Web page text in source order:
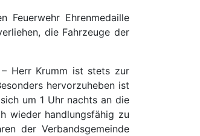
Ehrenmedaille
die Fahrzeuge der
Herr Krumm ist stets zur
hervorzuheben ist
um 1 Uhr nachts an die
wieder handlungsfähig zu
der Verbandsgemeinde